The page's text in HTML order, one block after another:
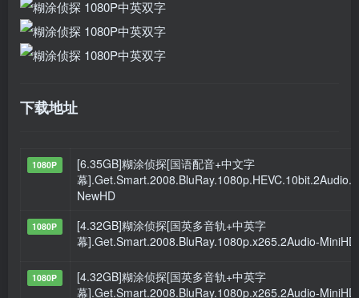
下载地址
1080P
[6.35GB]糊涂侦探[国语配音+中文字
幕
NewHD
1080P
[4.32GB]糊涂侦探[国英多音轨+中英字
幕].Get.Smart.2008.BluRay.1080p.x265.2Audio-MiniHD
1080P
[4.32GB]糊涂侦探[国英多音轨+中英字
幕].Get.Smart.2008.BluRay.1080p.x265.2Audio-MiniHD